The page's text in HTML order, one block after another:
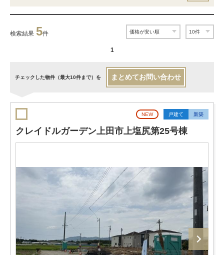
検索結果 5件
1
チェックした物件（最大10件まで）を まとめてお問い合わせ
NEW 戸建て 新築
クレイドルガーデン上田市上塩尻第25号棟